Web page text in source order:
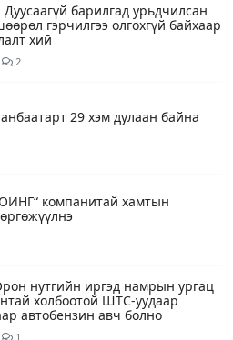
барилгад урьдчилсан
гэрчилгээ олгохгүй байхаар
хий
2
29 хэм дулаан байна
компанитай хамтын
нутгийн иргэд намрын ургац
холбоотой ШТС-уудаар
автобензин авч болно
1